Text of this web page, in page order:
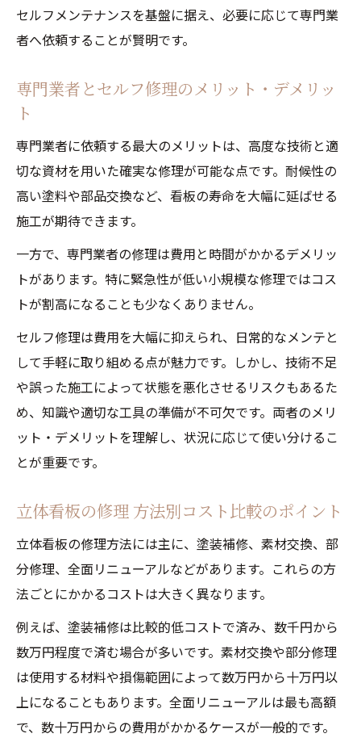
セルフメンテナンスを基盤に据え、必要に応じて専門業
者へ依頼することが賢明です。
専門業者とセルフ修理のメリット・デメリッ
ト
専門業者に依頼する最大のメリットは、高度な技術と適
切な資材を用いた確実な修理が可能な点です。耐候性の
高い塗料や部品交換など、看板の寿命を大幅に延ばせる
施工が期待できます。
一方で、専門業者の修理は費用と時間がかかるデメリッ
トがあります。特に緊急性が低い小規模な修理ではコス
トが割高になることも少なくありません。
セルフ修理は費用を大幅に抑えられ、日常的なメンテと
して手軽に取り組める点が魅力です。しかし、技術不足
や誤った施工によって状態を悪化させるリスクもあるた
め、知識や適切な工具の準備が不可欠です。両者のメリ
ット・デメリットを理解し、状況に応じて使い分けるこ
とが重要です。
立体看板の修理 方法別コスト比較のポイント
立体看板の修理方法には主に、塗装補修、素材交換、部
分修理、全面リニューアルなどがあります。これらの方
法ごとにかかるコストは大きく異なります。
例えば、塗装補修は比較的低コストで済み、数千円から
数万円程度で済む場合が多いです。素材交換や部分修理
は使用する材料や損傷範囲によって数万円から十万円以
上になることもあります。全面リニューアルは最も高額
で、数十万円からの費用がかかるケースが一般的です。